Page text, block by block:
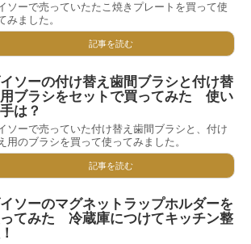
ソーで売っていたたこ焼きプレートを買って使
みました。
記事を読む
ソーの付け替え歯間ブラシと付け替
ブラシをセットで買ってみた 使い
は？
ソーで売っていた付け替え歯間ブラシと、付け
用のブラシを買って使ってみました。
記事を読む
ソーのマグネットラップホルダーを
てみた 冷蔵庫につけてキッチン整